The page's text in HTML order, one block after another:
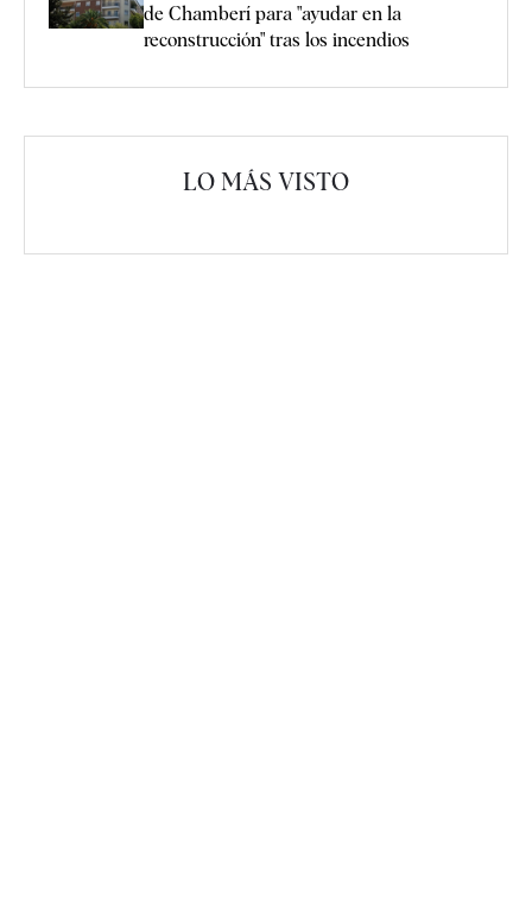
de Chamberí para "ayudar en la
reconstrucción" tras los incendios
LO MÁS VISTO